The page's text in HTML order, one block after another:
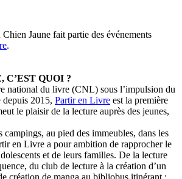
Jaune fait partie des événements
.
QUOI ?
national du livre (CNL) sous l’impulsion du
2015, Partir en Livre est la première
le plaisir de la lecture auprès des jeunes,
campings, au pied des immeubles, dans les
en Livre a pour ambition de rapprocher le
et de leurs familles. De la lecture
du club de lecture à la création d’un